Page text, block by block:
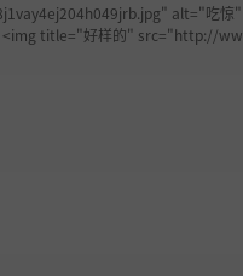
alt="吃
title="好样的" src="http://